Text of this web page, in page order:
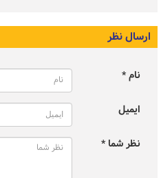
ارسال نظر
نام *
ایمیل
نظر شما *